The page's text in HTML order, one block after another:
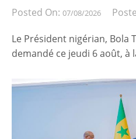
Posted On: 07/08/2026
Le Président nigérian, Bola
demandé ce jeudi 6 août, à